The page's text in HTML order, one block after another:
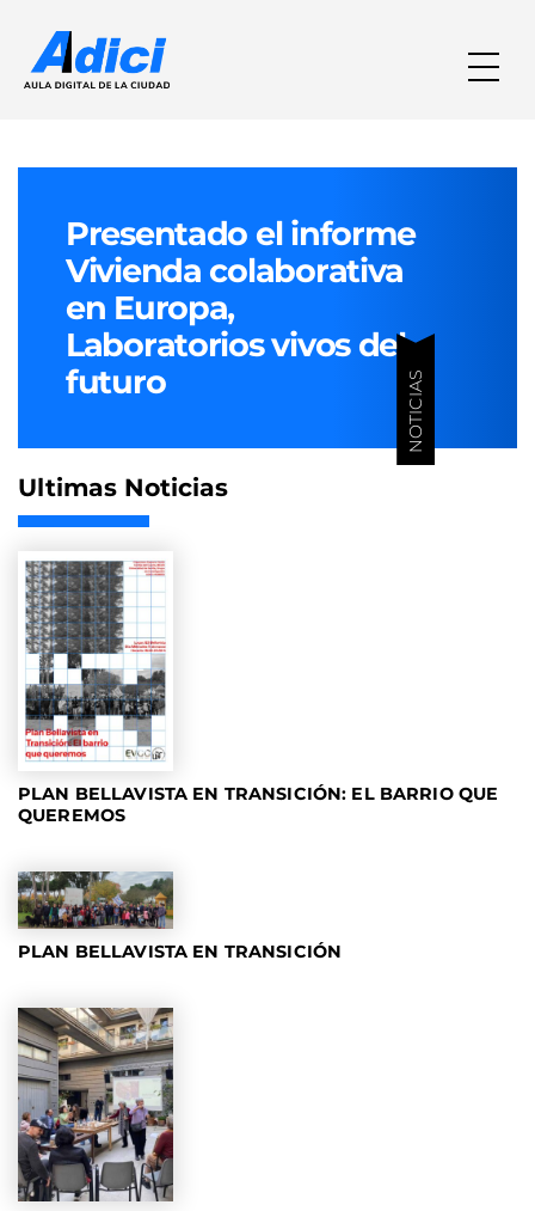
Presentado el informe
Vivienda colaborativa
en Europa,
Laboratorios vivos del
futuro
NOTICIAS
Ultimas Noticias
PLAN BELLAVISTA EN TRANSICIÓN: EL BARRIO QUE
QUEREMOS
PLAN BELLAVISTA EN TRANSICIÓN